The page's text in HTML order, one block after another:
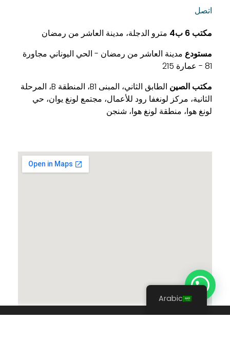
اتصل
مكتب 6 ب4
مترو الدجلة، مدينة العاشر من رمضان
مستودع مدينة العاشر من رمضان - الحي اليوناني مجاورة
81 - عمارة 215
مكتب الصين
الطابق الثاني، المبنى B1، المنطقة B، المرحلة
الثانية، مركز لونغفا رود للأعمال، مجتمع لونغ يوان، حي
لونغ هوا، منطقة لونغ هوا، شنجن
Arabic